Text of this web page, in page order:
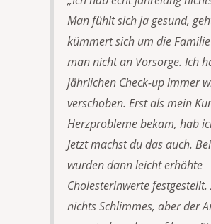
Man fühlt sich ja gesund,
kümmert sich um die
man nicht an Vorsorge. Ich
jährlichen Check-up immer
verschoben. Erst als mein
Herzprobleme bekam, hab
Jetzt machst du das auch.
wurden dann leicht erhöhte
Cholesterinwerte
nichts Schlimmes, aber der